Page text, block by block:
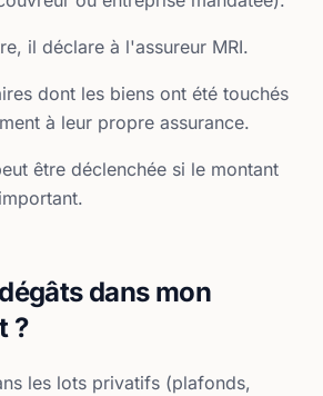
il déclare à l'assureur MRI.
dont les biens ont été touchés
à leur propre assurance.
être déclenchée si le montant
dans mon
?
les lots privatifs (plafonds,